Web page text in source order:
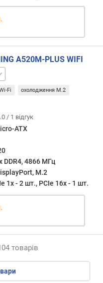
A520M-PLUS WIFI
Fi охолодження M.2
/ 1 відгук
ATX
DDR4, 4866 МГц
M.2
1x - 2 шт., PCIe 16x - 1 шт.
товарів